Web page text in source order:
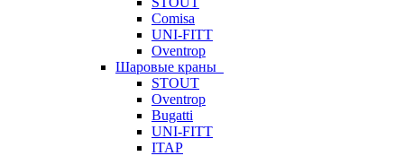
Comisa
UNI-FITT
Oventrop
Шаровые краны
STOUT
Oventrop
Bugatti
UNI-FITT
ITAP